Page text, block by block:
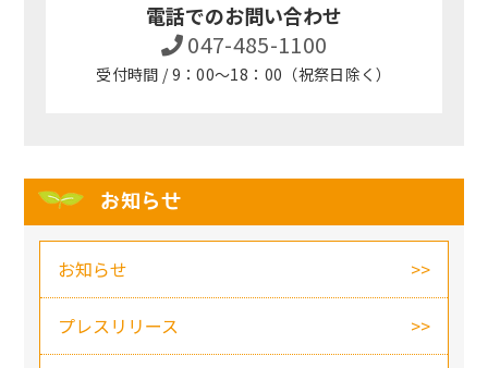
電話でのお問い合わせ
047-485-1100
受付時間 / 9：00～18：00（祝祭日除く）
お知らせ
お知らせ
プレスリリース